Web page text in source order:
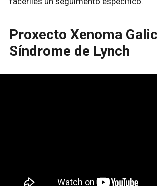
Proxecto Xenoma
Síndrome de Lynch